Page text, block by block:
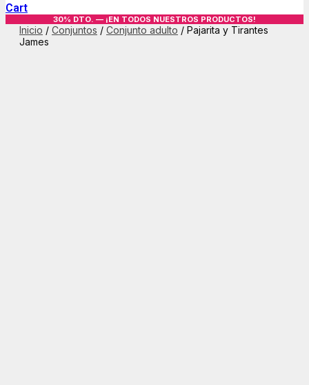
Cart
30% DTO. — ¡EN TODOS NUESTROS PRODUCTOS!
Inicio / Conjuntos / Conjunto adulto / Pajarita y Tirantes
James